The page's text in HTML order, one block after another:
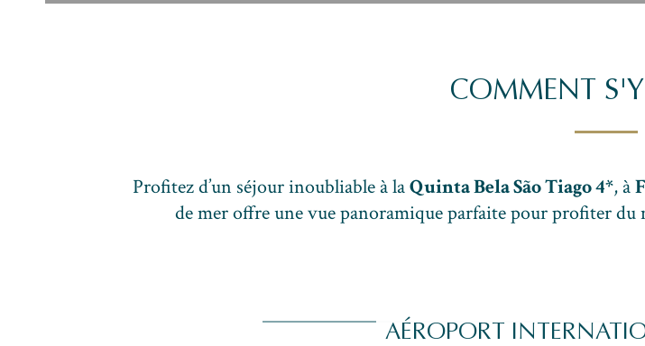
COMMENT
Profitez d’un séjour inoubliable à laQuinta Bela São Tiago 4*, à
de mer offre une vue panoramique parfaite pour profiter du
AÉROPORT